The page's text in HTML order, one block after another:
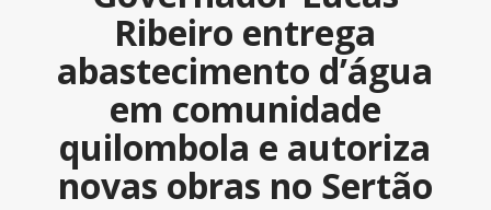
Ribeiro entrega
abastecimento d’água
em comunidade
quilombola e autoriza
novas obras no Sertão